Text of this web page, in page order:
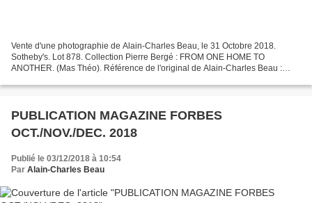
Vente d'une photographie de Alain-Charles Beau, le 31 Octobre 2018.
Sotheby's. Lot 878. Collection Pierre Bergé : FROM ONE HOME TO
ANOTHER. (Mas Théo). Référence de l'original de Alain-Charles Beau :
PUBLICATION MAGAZINE FORBES
OCT./NOV./DEC. 2018
Publié le 03/12/2018 à 10:54
Par Alain-Charles Beau